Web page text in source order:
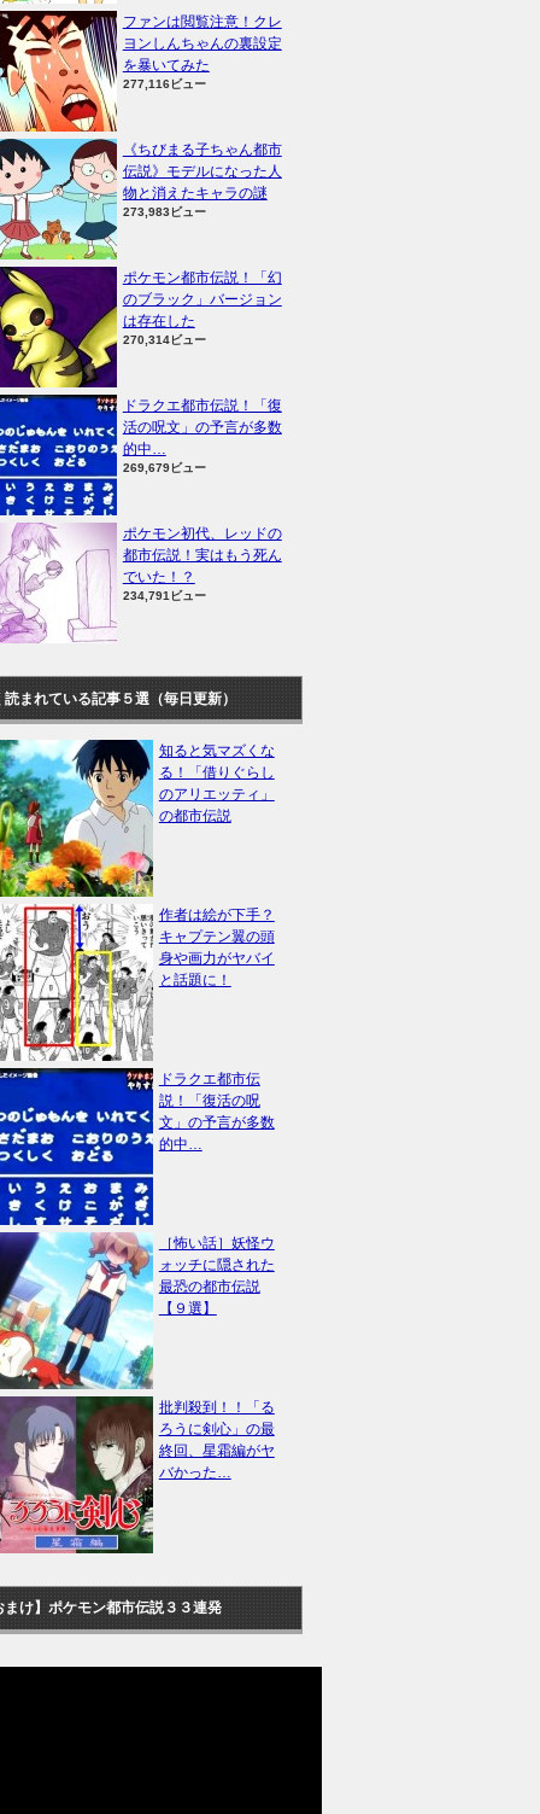
ファンは閲覧注意！クレ
ヨンしんちゃんの裏設定
を暴いてみた
277,116ビュー
《ちびまる子ちゃん都市
伝説》モデルになった人
物と消えたキャラの謎
273,983ビュー
ポケモン都市伝説！「幻
のブラック」バージョン
は存在した
270,314ビュー
ドラクエ都市伝説！「復
活の呪文」の予言が多数
的中…
269,679ビュー
ポケモン初代、レッドの
都市伝説！実はもう死ん
でいた！？
234,791ビュー
読まれている記事５選（毎日更新）
知ると気マズくな
る！「借りぐらし
のアリエッティ」
の都市伝説
作者は絵が下手？
キャプテン翼の頭
身や画力がヤバイ
と話題に！
ドラクエ都市伝
説！「復活の呪
文」の予言が多数
的中…
［怖い話］妖怪ウ
ォッチに隠された
最恐の都市伝説
【９選】
批判殺到！！「る
ろうに剣心」の最
終回、星霜編がヤ
バかった…
まけ】ポケモン都市伝説３３連発